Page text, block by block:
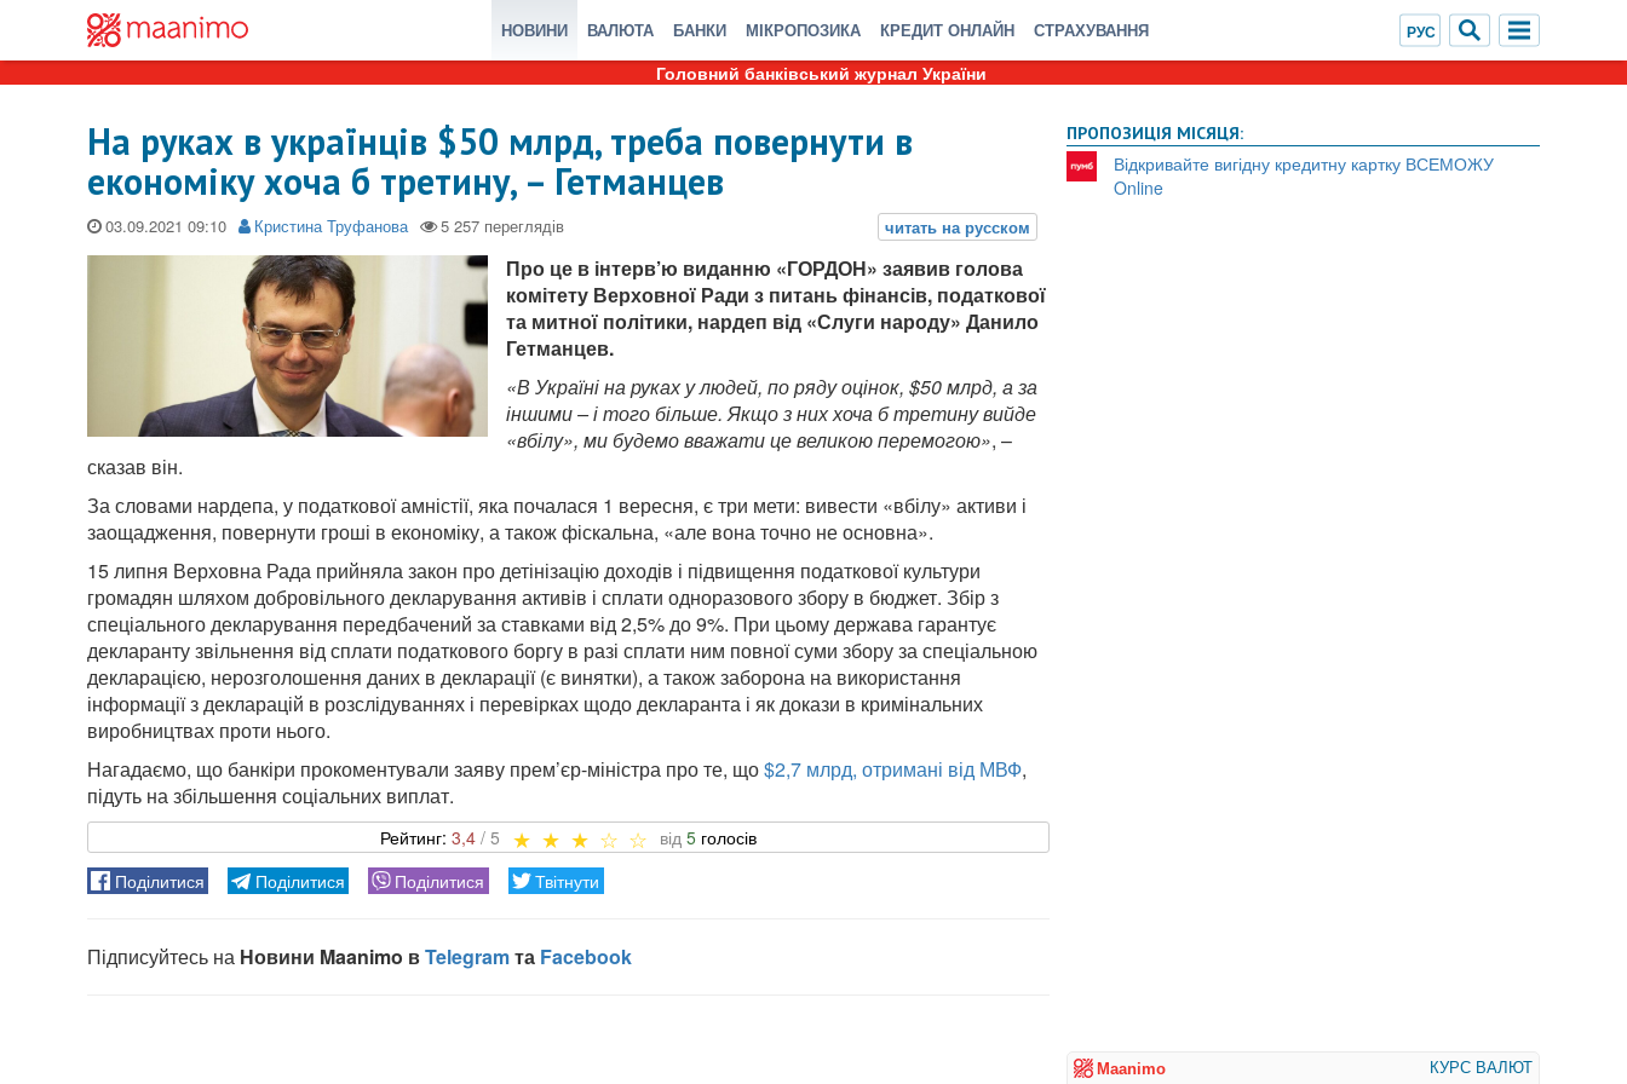
НОВИНИ ВАЛЮТА БАНКИ МІКРОПОЗИКА КРЕДИТ ОНЛАЙН СТРАХУВАННЯ
Головний банківський журнал України
На руках в українців $50 млрд, треба повернути в
економіку хоча б третину, – Гетманцев
03.09.2021 Кристина Труфанова
Про це в інтерв’ю виданню «ГОРДОН» заявив голова
комітету Верховної Ради з питань фінансів, податкової
та митної політики, нардеп від «Слуги народу» Данило
Гетманцев.
«В Україні на руках у людей, по ряду оцінок, $50 млрд, а за
іншими – і того більше. Якщо з них хоча б третину вийде
«вбілу», ми будемо вважати це великою перемогою», –
сказав він.
За словами нардепа, у податкової амністії, яка почалася 1 вересня, є три мети: вивести «вбілу» активи і
заощадження, повернути гроші в економіку, а також фіскальна, «але вона точно не основна».
15 липня Верховна Рада прийняла закон про детінізацію доходів і підвищення податкової культури
громадян шляхом добровільного декларування активів і сплати одноразового збору в бюджет. Збір з
спеціального декларування передбачений за ставками від 2,5% до 9%. При цьому держава гарантує
декларанту звільнення від сплати податкового боргу в разі сплати ним повної суми збору за спеціальною
декларацією, нерозголошення даних в декларації (є винятки), а також заборона на використання
інформації з декларацій в розслідуваннях і перевірках щодо декларанта і як докази в кримінальних
виробництвах проти нього.
Нагадаємо, що банкіри прокоментували заяву прем’єр-міністра про те, що$2,7 млрд, отримані від МВФ,
підуть на збільшення соціальних виплат.
3,4 5
ПРОПОЗИЦІЯ МІСЯЦЯ:
Відкривайте вигідну кредитну картку ВСЕМОЖУ
Online